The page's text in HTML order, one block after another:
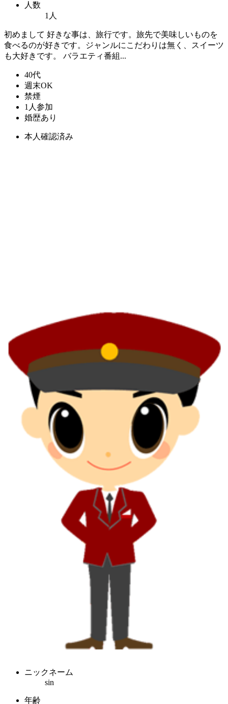
人数
1人
初めまして 好きな事は、旅行です。旅先で美味しいものを
食べるのが好きです。ジャンルにこだわりは無く、スイーツ
も大好きです。 バラエティ番組...
40代
週末OK
禁煙
1人参加
婚歴あり
本人確認済み
ニックネーム
sin
年齢